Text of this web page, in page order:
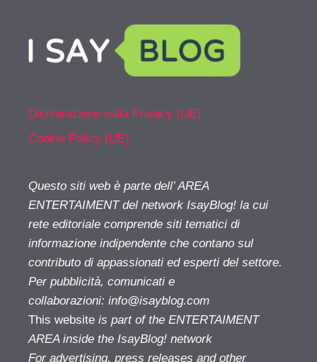
Dichiarazione sulla Privacy (UE)
Cookie Policy (UE)
Questo siti web è parte dell’ AREA
ENTERTAIMENT del network IsayBlog! la cui
rete editoriale comprende siti tematici di
informazione indipendente che contano sul
contributo di appassionati ed esperti del settore.
Per pubblicità, comunicati e
collaborazioni: info@isayblog.com
This website is part of the ENTERTAIMENT
AREA inside the IsayBlog! network
For advertising, press releases and other